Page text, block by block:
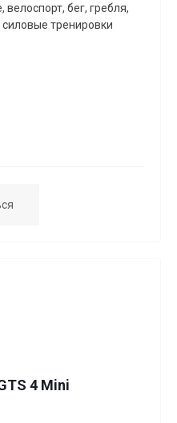
бег, гребля,
тренировки
4 Mini